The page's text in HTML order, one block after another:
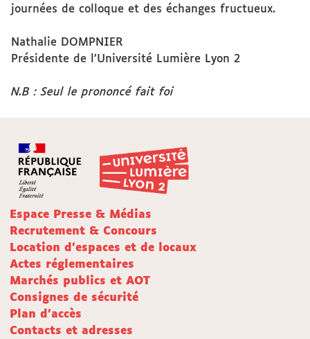
journées de colloque et des échanges fructueux.
Nathalie DOMPNIER
Présidente de l’Université Lumière Lyon 2
N.B : Seul le prononcé fait foi
Espace Presse & Médias
Recrutement & Concours
Location d'espaces et de locaux
Actes réglementaires
Marchés publics et AOT
Consignes de sécurité
Plan d'accès
Contacts et adresses